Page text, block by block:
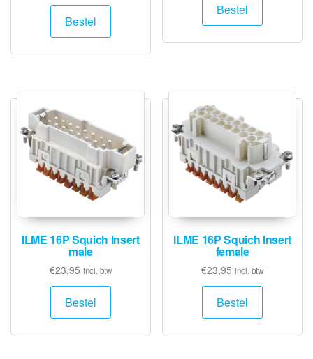
Bestel
Bestel
ILME 16P Squich Insert
male
€23,95 incl. btw
Bestel
ILME 16P Squich Insert
female
€23,95 incl. btw
Bestel